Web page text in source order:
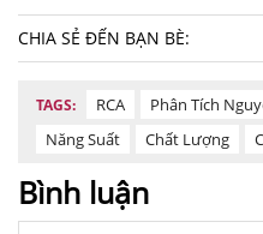
CHIA SẺ ĐẾN BẠN BÈ:
TAGS: RCA Phân Tích
Năng Suất
Chất Lượng
Bình luận